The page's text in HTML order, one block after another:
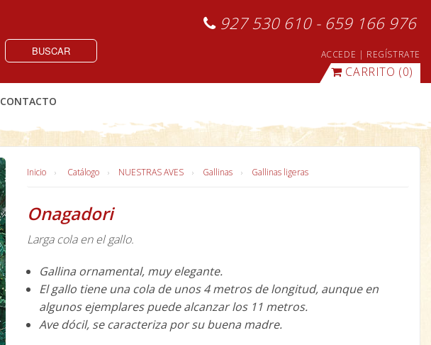
927 530 610 - 659 166 976
BUSCAR ACCEDE | REGÍSTRATE
CARRITO (0)
CONTACTO
Inicio Catálogo NUESTRAS AVES Gallinas Gallinas ligeras
Onagadori
Larga cola en el gallo.
Gallina ornamental, muy elegante.
El gallo tiene una cola de unos 4 metros de longitud, aunque en
algunos ejemplares puede alcanzar los 11 metros.
Ave dócil, se caracteriza por su buena madre.